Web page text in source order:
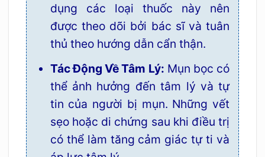
dụng các loại thuốc này nên
được theo dõi bởi bác sĩ và tuân
thủ theo hướng dẫn cẩn thận.
Tác Động Về Tâm Lý: Mụn bọc có
thể ảnh hưởng đến tâm lý và tự
tin của người bị mụn. Những vết
sẹo hoặc di chứng sau khi điều trị
có thể làm tăng cảm giác tự ti và